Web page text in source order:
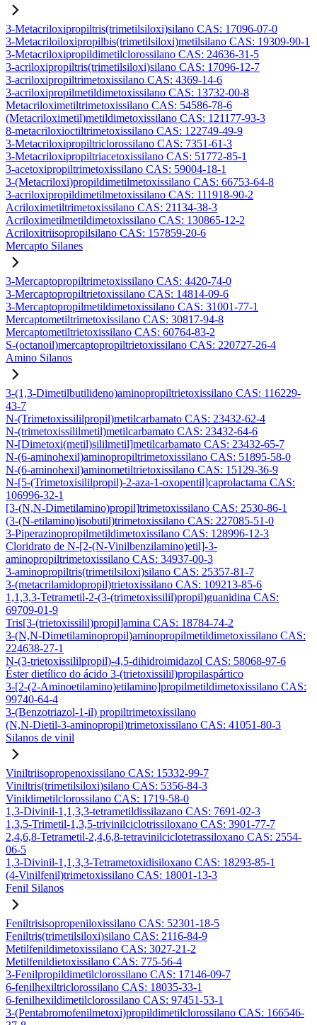
3-Metacriloxipropiltris(trimetilsiloxi)silano CAS: 17096-07-0
3-Metacriloiloxipropilbis(trimetilsiloxi)metilsilano CAS: 19309-90-1
3-Metacriloxipropildimetilclorossilano CAS: 24636-31-5
3-acriloxipropiltris(trimetilsiloxi)silano CAS: 17096-12-7
3-acriloxipropiltrimetoxissilano CAS: 4369-14-6
3-acriloxipropilmetildimetoxissilano CAS: 13732-00-8
Metacriloximetiltrimetoxissilano CAS: 54586-78-6
(Metacriloximetil)metildimetoxissilano CAS: 121177-93-3
8-metacriloxioctiltrimetoxissilano CAS: 122749-49-9
3-Metacriloxipropiltriclorossilano CAS: 7351-61-3
3-Metacriloxipropiltriacetoxissilano CAS: 51772-85-1
3-acetoxipropiltrimetoxissilano CAS: 59004-18-1
3-(Metacriloxi)propildimetilmetoxissilano CAS: 66753-64-8
3-acriloxipropildimetilmetoxissilano CAS: 111918-90-2
Acriloximetiltrimetoxissilano CAS: 21134-38-3
Acriloximetilmetildimetoxissilano CAS: 130865-12-2
Acriloxitriisopropilsilano CAS: 157859-20-6
Mercapto Silanes
3-Mercaptopropiltrimetoxissilano CAS: 4420-74-0
3-Mercaptopropiltrietoxissilano CAS: 14814-09-6
3-Mercaptopropilmetildimetoxissilano CAS: 31001-77-1
Mercaptometiltrimetoxissilano CAS: 30817-94-8
Mercaptometiltrietoxissilano CAS: 60764-83-2
S-(octanoil)mercaptopropiltrietoxissilano CAS: 220727-26-4
Amino Silanos
3-(1,3-Dimetilbutilideno)aminopropiltrietoxissilano CAS: 116229-
43-7
N-(Trimetoxissililpropil)metilcarbamato CAS: 23432-62-4
N-(trimetoxissililmetil)metilcarbamato CAS: 23432-64-6
N-[Dimetoxi(metil)sililmetil]metilcarbamato CAS: 23432-65-7
N-(6-aminohexil)aminopropiltrimetoxissilano CAS: 51895-58-0
N-(6-aminohexil)aminometiltrietoxissilano CAS: 15129-36-9
N-[5-(Trimetoxisililpropil)-2-aza-1-oxopentil]caprolactama CAS:
106996-32-1
[3-(N,N-Dimetilamino)propil]trimetoxissilano CAS: 2530-86-1
(3-(N-etilamino)isobutil)trimetoxissilano CAS: 227085-51-0
3-Piperazinopropilmetildimetoxissilano CAS: 128996-12-3
Cloridrato de N-[2-(N-Vinilbenzilamino)etil]-3-
aminopropiltrimetoxissilano CAS: 34937-00-3
3-aminopropiltris(trimetilsiloxi)silano CAS: 25357-81-7
3-(metacrilamidopropil)trietoxissilano CAS: 109213-85-6
1,1,3,3-Tetrametil-2-(3-(trimetoxissilil)propil)guanidina CAS:
69709-01-9
Tris[3-(trietoxissilil)propil]amina CAS: 18784-74-2
3-(N,N-Dimetilaminopropil)aminopropilmetildimetoxissilano CAS:
224638-27-1
N-(3-trietoxissililpropil)-4,5-dihidroimidazol CAS: 58068-97-6
Éster dietílico do ácido 3-(trietoxissilil)propilaspártico
3-[2-(2-Aminoetilamino)etilamino]propilmetildimetoxissilano CAS:
99740-64-4
3-(Benzotriazol-1-il) propiltrimetoxissilano
(N,N-Dietil-3-aminopropil)trimetoxissilano CAS: 41051-80-3
Silanos de vinil
Viniltriisopropenoxissilano CAS: 15332-99-7
Viniltris(trimetilsiloxi)silano CAS: 5356-84-3
Vinildimetilclorossilano CAS: 1719-58-0
1,3-Divinil-1,1,3,3-tetrametildissilazano CAS: 7691-02-3
1,3,5-Trimetil-1,3,5-trivinilciclotrissiloxano CAS: 3901-77-7
2,4,6,8-Tetrametil-2,4,6,8-tetravinilciclotetrassiloxano CAS: 2554-
06-5
1,3-Divinil-1,1,3,3-Tetrametoxidisiloxano CAS: 18293-85-1
(4-Vinilfenil)trimetoxissilano CAS: 18001-13-3
Fenil Silanos
Feniltrisisopropeniloxissilano CAS: 52301-18-5
Feniltris(trimetilsiloxi)silano CAS: 2116-84-9
Metilfenildimetoxissilano CAS: 3027-21-2
Metilfenildietoxissilano CAS: 775-56-4
3-Fenilpropildimetilclorossilano CAS: 17146-09-7
6-fenilhexiltriclorossilano CAS: 18035-33-1
6-fenilhexildimetilclorossilano CAS: 97451-53-1
3-(Pentabromofenilmetoxi)propildimetilclorossilano CAS: 166546-